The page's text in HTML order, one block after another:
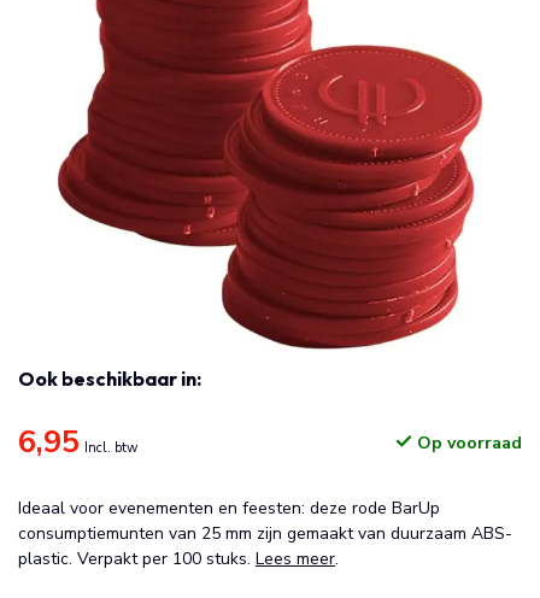
Ook beschikbaar in:
6,95 Incl. btw Op voorraad
Ideaal voor evenementen en feesten: deze rode BarUp
consumptiemunten van 25 mm zijn gemaakt van duurzaam ABS-
plastic. Verpakt per 100 stuks. Lees meer.